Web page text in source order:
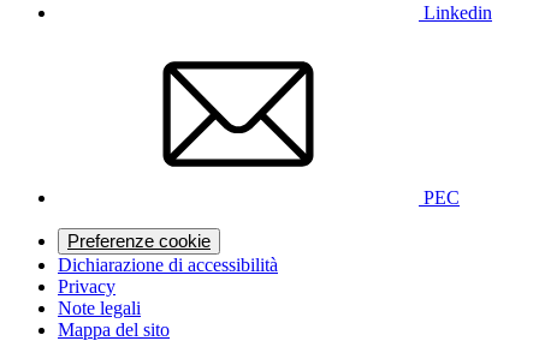
Linkedin
PEC
Preferenze cookie
Dichiarazione di accessibilità
Privacy
Note legali
Mappa del sito